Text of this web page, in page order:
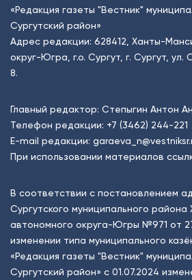
«Редакция газеты "Вестник"
Сургутский район»
Адрес редакции: 628412, Ханты-
округ-Югра, г.о. Сургут, г. Сургут, ул.
8.
Главный редактор: Степыгин Антон
Телефон редакции: +7 (3462) 244-221
E-mail редакции:
При использовании материалов
В соответствии с постановлением
Сургутского муниципального
автономного округа-Югры №971 от
изменении типа муниципального
«Редакция газеты "Вестник"
Сургутский район» с 01.07.2024